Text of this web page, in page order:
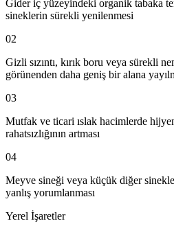
Gider iç yüzeyindeki organik tabaka
sineklerin sürekli yenilenmesi
02
Gizli sızıntı, kırık boru veya sürekli
görünenden daha geniş bir alana
03
Mutfak ve ticari ıslak hacimlerde hijyen
rahatsızlığının artması
04
Meyve sineği veya küçük diğer
yanlış yorumlanması
Yerel İşaretler